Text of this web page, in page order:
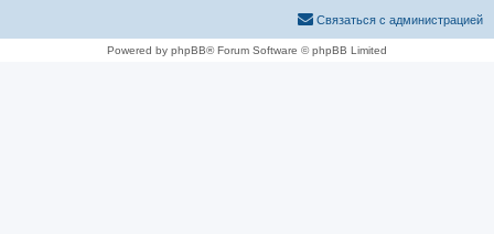
Связаться с администрацией
Powered by phpBB® Forum Software © phpBB Limited